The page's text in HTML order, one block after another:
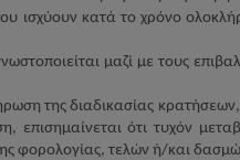
ισχύουν κατά το χρόνο
μαζί με τους
της διαδικασίας
επισημαίνεται ότι τυχόν
φορολογίας, τελών ή/και